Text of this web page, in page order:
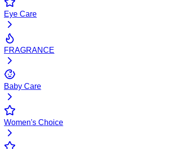
Eye Care
FRAGRANCE
Baby Care
Women's Choice